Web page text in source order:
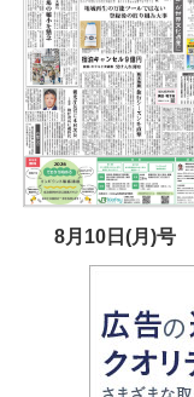
8月10日(月)号